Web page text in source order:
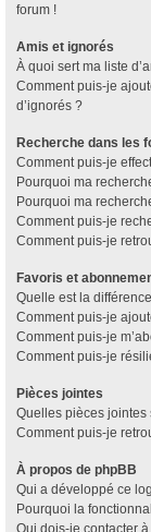
forum !
Amis et ignorés
À quoi sert ma liste
Comment puis-je
d’ignorés ?
Recherche dans les
Comment puis-je
Pourquoi ma
Pourquoi ma
Comment puis-je
Comment puis-je
Favoris et
Quelle est la
Comment puis-je
Comment puis-je
Comment puis-je
Pièces jointes
Quelles pièces jointes
Comment puis-je
À propos de phpBB
Qui a développé ce
Pourquoi la
Qui dois-je contacter